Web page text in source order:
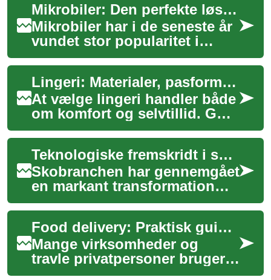
Mikrobiler: Den perfekte løsning til bykørsel og parkering
Mikrobiler har i de seneste år
vundet stor popularitet i
Danmark og resten af Europa.
Disse kompakte køretøjer
tilbyd...
Lingeri: Materialer, pasform og købsguide
At vælge lingeri handler både
om komfort og selvtillid. Godt
design kombinerer korrekt
pasform, egnede materialer
og ...
Teknologiske fremskridt i skofremstilling
Skobranchen har gennemgået
en markant transformation
takket være banebrydende
teknologiske fremskridt. Fra
designfase...
Food delivery: Praktisk guide til lunch og office meal levering
Mange virksomheder og
travle privatpersoner bruger i
dag food delivery som en